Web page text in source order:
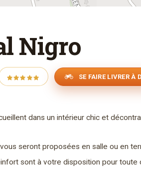
Nigro
SE FAIRE LIVRER À
dans un intérieur chic et
seront proposées en salle ou en
sont à votre disposition pour